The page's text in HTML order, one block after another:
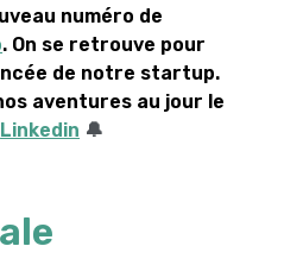
numéro de
. On se retrouve pour
de notre startup.
aventures au jour le
Linkedin 🔔